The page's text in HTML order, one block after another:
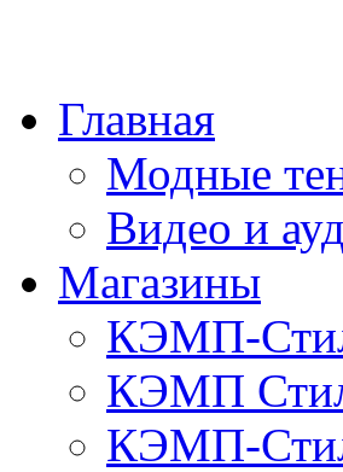
Главная
Модные
Видео и
Магазины
КЭМП-
КЭМП
КЭМП-